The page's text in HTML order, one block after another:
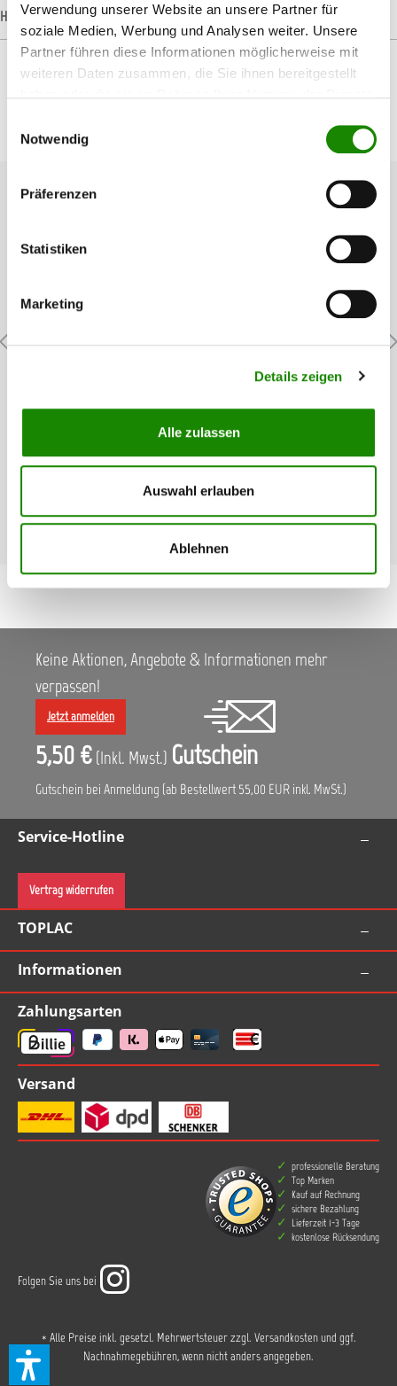
Verwendung unserer Website an unsere Partner für
soziale Medien, Werbung und Analysen weiter. Unsere
Partner führen diese Informationen möglicherweise mit
weiteren Daten zusammen, die Sie ihnen bereitgestellt
Notwendig
Präferenzen
Statistiken
Marketing
Details zeigen
Alle zulassen
Auswahl erlauben
Ablehnen
Hersteller-Informationen
Passendes Zubehör
Mirka ABSAUGSCHLAUCH/DIY 20mm x
25,38 €*
Keine Aktionen, Angebote & Informationen mehr
verpassen!
Jetzt anmelden
5,50 € (Inkl. Mwst.) Gutschein
Gutschein bei Anmeldung (ab Bestellwert 55,00 EUR inkl. MwSt.)
Service-Hotline
Vertrag widerrufen
TOPLAC
Informationen
Zahlungsarten
Versand
professionelle Beratung
Top Marken
Kauf auf Rechnung
sichere Bezahlung
Lieferzeit 1-3 Tage
kostenlose Rücksendung
Folgen Sie uns bei
* Alle Preise inkl. gesetzl. Mehrwertsteuer zzgl. Versandkostenund ggf.
Nachnahmegebühren, wenn nicht anders angegeben.